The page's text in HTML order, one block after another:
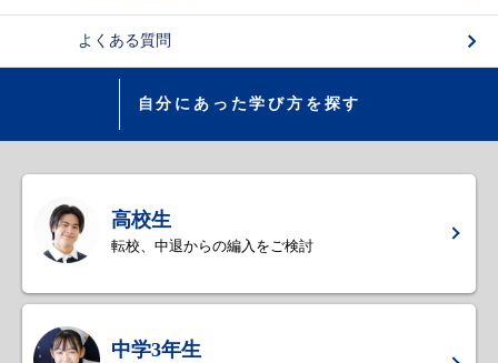
よくある質問
自分にあった学び方を探す
高校生
転校、中退からの編入をご検討
中学3年生